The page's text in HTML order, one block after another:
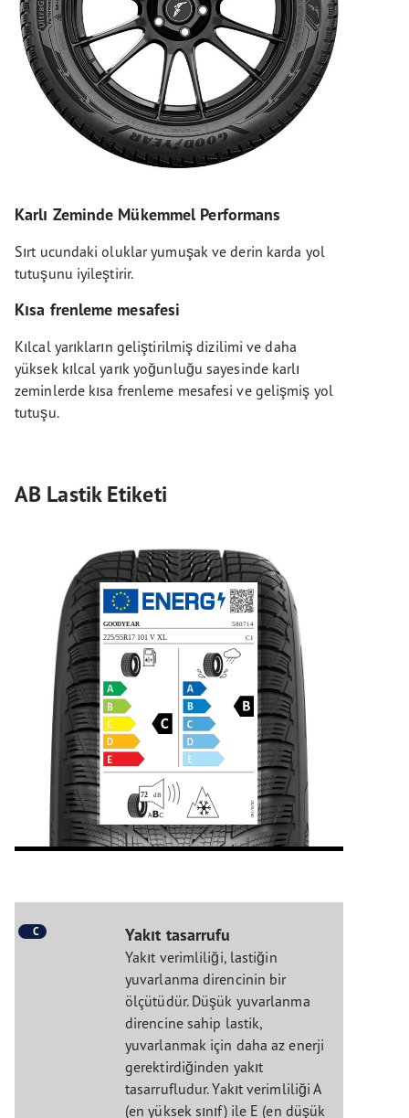
Karlı Zeminde Mükemmel Performans
Sırt ucundaki oluklar yumuşak ve derin karda yol
tutuşunu iyileştirir.
Kısa frenleme mesafesi
Kılcal yarıkların geliştirilmiş dizilimi ve daha
yüksek kılcal yarık yoğunluğu sayesinde karlı
zeminlerde kısa frenleme mesafesi ve gelişmiş yol
tutuşu.
AB Lastik Etiketi
C Yakıt tasarrufu
Yakıt verimliliği, lastiğin
yuvarlanma direncinin bir
ölçütüdür. Düşük yuvarlanma
direncine sahip lastik,
yuvarlanmak için daha az enerji
gerektirdiğinden yakıt
tasarrufludur. Yakıt verimliliği A
(en yüksek sınıf) ile E (en düşük